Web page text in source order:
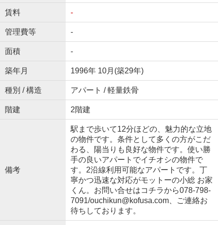
賃料 -
管理費等 -
面積 -
築年月 1996年 10月(築29年)
種別 / 構造 アパート / 軽量鉄骨
階建 2階建
備考
駅まで歩いて12分ほどの、魅力的な立地
の物件です。条件として多くの方がこだ
わる、陽当りも良好な物件です。使い勝
手の良いアパートでイチオシの物件で
す。2沿線利用可能なアパートです。丁
寧かつ迅速な対応がモットーの小総 お家
くん。お問い合せはコチラから078-798-
7091/ouchikun@kofusa.com、ご連絡お
待ちしております。